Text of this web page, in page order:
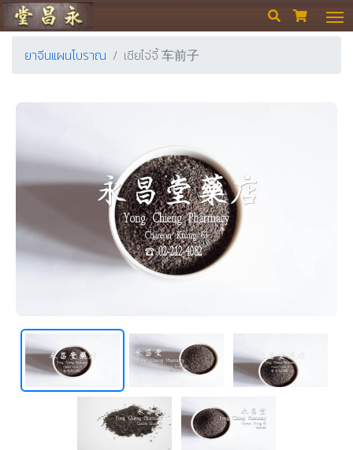
ร้านขายยา ย่งเชียงตึ๊ง  
ยาจีนแผนโบราณ เชียไจ่จี้ 车前子